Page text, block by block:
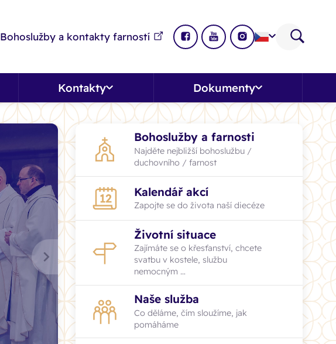
Kontakty Dokumenty
Bohoslužby a kontakty farností
Projekty
Zapojte se do projektů v diecézi i vy!
formy evangelizace, nápady a inspirace
farnostmi z celé naší diecéze.
Zjistit více
›
Bohoslužby a farnosti
Najděte nejbližší bohoslužbu /
duchovního / farnost
Kalendář akcí
Zapojte se do života naší diecéze
Životní situace
Zajímáte se o křesťanství, chcete
svatbu v kostele, službu
nemocným …
Naše služba
Co děláme, čím sloužíme, jak
pomáháme